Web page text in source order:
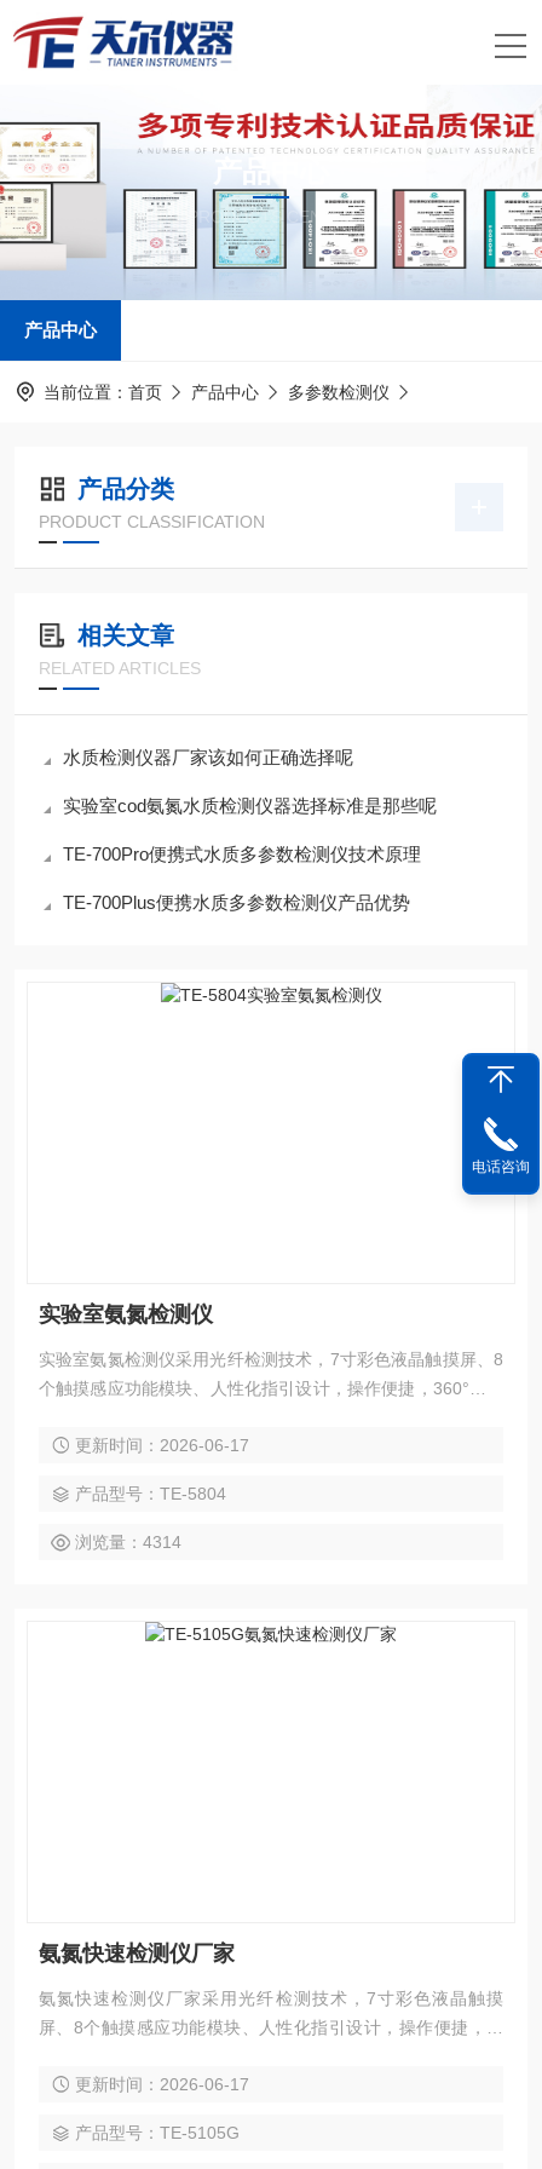
产品中心
PRODUCTS CENTER
产品中心
当前位置： 首页 产品中心 多参数检测仪
产品分类
PRODUCT CLASSIFICATION
相关文章
RELATED ARTICLES
水质检测仪器厂家该如何正确选择呢
实验室cod氨氮水质检测仪器选择标准是那些呢
TE-700Pro便携式水质多参数检测仪技术原理
TE-700Plus便携水质多参数检测仪产品优势
实验室氨氮检测仪
实验室氨氮检测仪采用光纤检测技术，7寸彩色液晶触摸屏、8
个触摸感应功能模块、人性化指引设计，操作便捷，360°旋转
0多参数水质快速测定仪性能稳定、测量准确、测定范围广、
更新时间：2026-06-17
产品型号：TE-5804
浏览量：4314
氨氮快速检测仪厂家
氨氮快速检测仪厂家采用光纤检测技术，7寸彩色液晶触摸
屏、8个触摸感应功能模块、人性化指引设计，操作便捷，运
测定仪性能稳定、测量准确、测定范围广、功能*、操作简单，
测要求。
更新时间：2026-06-17
产品型号：TE-5105G
电话咨询